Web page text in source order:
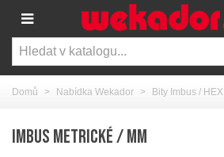
Domů > Nabídka Wekador > Bity Imbus / HEX
IMBUS METRICKÉ / MM